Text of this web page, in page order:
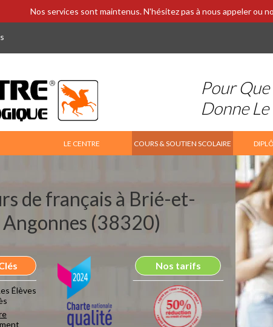
Nos services sont maintenus. N'hésitez pas à nous appeler ou
Pour
Donne
LE CENTRE COURS & SOUTIEN SCOLAIRE
de français à Brié-et-
Angonnes (38320)
Élèves
Nos tarifs